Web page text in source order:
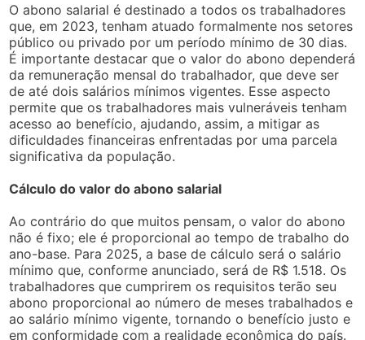
O abono salarial é destinado a todos os trabalhadores
que, em 2023, tenham atuado formalmente nos setores
público ou privado por um período mínimo de 30 dias.
É importante destacar que o valor do abono dependerá
da remuneração mensal do trabalhador, que deve ser
de até dois salários mínimos vigentes. Esse aspecto
permite que os trabalhadores mais vulneráveis tenham
acesso ao benefício, ajudando, assim, a mitigar as
dificuldades financeiras enfrentadas por uma parcela
significativa da população.
Cálculo do valor do abono salarial
Ao contrário do que muitos pensam, o valor do abono
não é fixo; ele é proporcional ao tempo de trabalho do
ano-base. Para 2025, a base de cálculo será o salário
mínimo que, conforme anunciado, será de R$ 1.518. Os
trabalhadores que cumprirem os requisitos terão seu
abono proporcional ao número de meses trabalhados e
ao salário mínimo vigente, tornando o benefício justo e
em conformidade com a realidade econômica do país.